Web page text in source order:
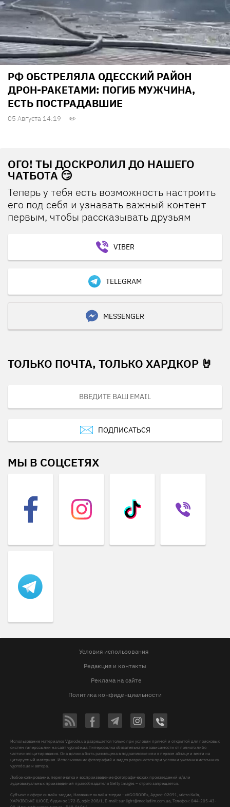
РФ ОБСТРЕЛЯЛА ОДЕССКИЙ РАЙОН
ДРОН-РАКЕТАМИ: ПОГИБ МУЖЧИНА,
ЕСТЬ ПОСТРАДАВШИЕ
05 Августа 14:19
ОГО! ТЫ ДОСКРОЛИЛ ДО НАШЕГО
ЧАТБОТА 😏
Теперь у тебя есть возможность настроить
его под себя и узнавать важный контент
первым, чтобы рассказывать друзьям
VIBER
TELEGRAM
MESSENGER
ТОЛЬКО ПОЧТА, ТОЛЬКО ХАРДКОР 🤘
ПОДПИСАТЬСЯ
МЫ В СОЦСЕТЯХ
Условия использования
Редакция и контакты
Реклама на сайте
Политика конфиденциальности
Использование материалов Vgorode.ua разрешается только при условии прямой и открытой для поисковых
систем гиперссылки на сайт vgorode.ua. Гиперссылка обязательна вне зависимости от полного либо
частичного цитирования. Она должна быть размещена в подзаголовке или в первом абзаце и вести на
цитируемый материал. Использование фотографий и видео разрешается при условии указания источника
vgorode.ua и автора.
Любое копирование, перепечатка и воспроизведение фотографических произведений и/или
аудиовизуальных произведений правообладателя Getty Images – строго запрещается.
Субъект в сфере онлайн-медиа, Название онлайн-медиа - «VGORODE», Адрес: 02091, місто Київ,
ХАРКІВСЬКЕ ШОСЕ, будинок 172-Б, офіс 208/1, E-mail:sunlight@mediadim.com.ua, Телефон: 044-205-43-